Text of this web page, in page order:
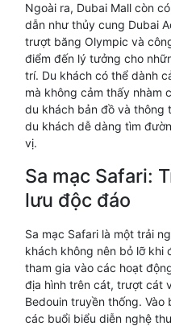
Ngoài ra, Dubai Mall còn
dẫn như thủy cung Dubai
trượt băng Olympic và
điểm đến lý tưởng cho
trí. Du khách có thể dành
mà không cảm thấy nhàm
du khách bản đồ và thông
du khách dễ dàng tìm
vị.
Sa mạc Safari:
lưu độc đáo
Sa mạc Safari là một trải
khách không nên bỏ lỡ khi
tham gia vào các hoạt
địa hình trên cát, trượt cát
Bedouin truyền thống.
các buổi biểu diễn nghệ